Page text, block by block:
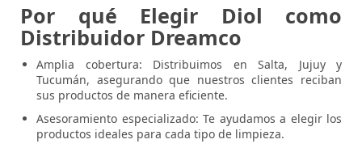
Por qué Elegir Diol como
Distribuidor Dreamco
Amplia cobertura: Distribuimos en Salta, Jujuy y
Tucumán, asegurando que nuestros clientes reciban
sus productos de manera eficiente.
Asesoramiento especializado: Te ayudamos a elegir los
productos ideales para cada tipo de limpieza.